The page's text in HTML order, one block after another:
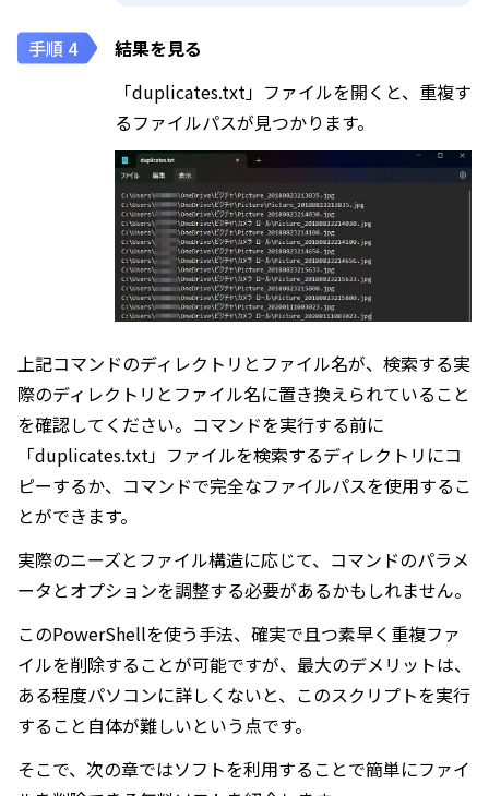
結果を見る
「duplicates.txt」ファイルを開くと、重複す
るファイルパスが見つかります。
上記コマンドのディレクトリとファイル名が、検索する実
際のディレクトリとファイル名に置き換えられていること
を確認してください。コマンドを実行する前に
「duplicates.txt」ファイルを検索するディレクトリにコ
ピーするか、コマンドで完全なファイルパスを使用するこ
とができます。
実際のニーズとファイル構造に応じて、コマンドのパラメ
ータとオプションを調整する必要があるかもしれません。
このPowerShellを使う手法、確実で且つ素早く重複ファ
イルを削除することが可能ですが、最大のデメリットは、
ある程度パソコンに詳しくないと、このスクリプトを実行
すること自体が難しいという点です。
そこで、次の章ではソフトを利用することで簡単にファイ